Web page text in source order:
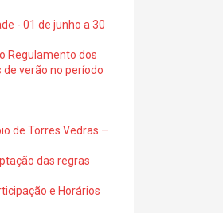
- 01 de junho a 30
Regulamento dos
verão no período
de Torres Vedras –
das regras
e Horários